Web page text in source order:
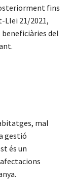
fins
Llei 21/2021,
del
mal
gestió
és un